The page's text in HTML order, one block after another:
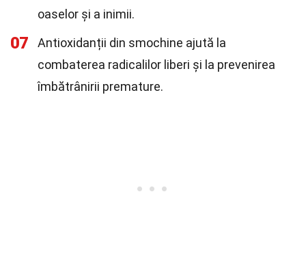
oaselor și a inimii.
07
Antioxidanții din smochine ajută la
combaterea radicalilor liberi și la prevenirea
îmbătrânirii premature.